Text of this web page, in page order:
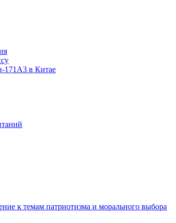
171А3 в Китае
к темам патриотизма и морального выбора